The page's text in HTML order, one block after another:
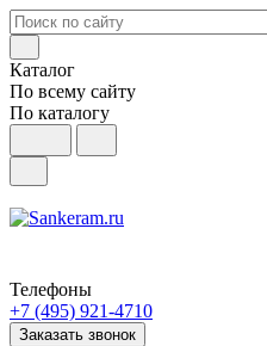
Каталог
По всему сайту
По каталогу
Телефоны
+7 (495) 921-4710
Заказать звонок